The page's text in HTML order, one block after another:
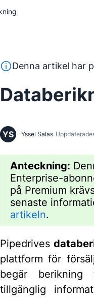
Denna text har
Denna artikel har
YS Yssel Salas
Anteckning:
Enterprise-
på Premium
senaste
artikeln.
Pipedrives
plattform för
begär berikning
tillgänglig